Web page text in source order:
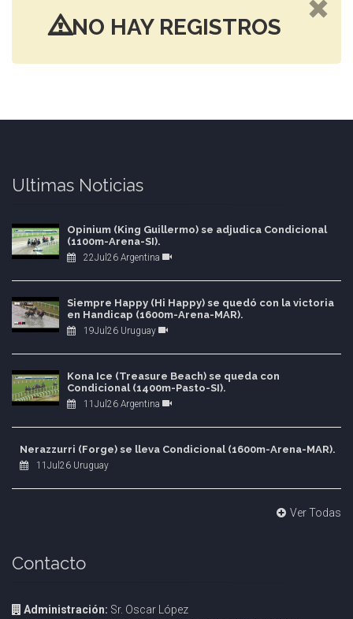
NO HAY REGISTROS
Ultimas Noticias
Opinium (King Guillermo) se adjudica Condicional
(1100m-Arena-SI).
22Jul26 Argentina
Siempre Happy (Hi Happy) se quedó con la victoria
en Handicap (1600m-Arena-MAR).
19Jul26 Uruguay
Kona Ice (Treasure Beach) se queda con
Condicional (1400m-Pasto-SI).
11Jul26 Argentina
Nerazzurri (Forge) se lleva Condicional (1600m-Arena-MAR).
11Jul26 Uruguay
Ver Todas
Contacto
Administración: Sr. Oscar López